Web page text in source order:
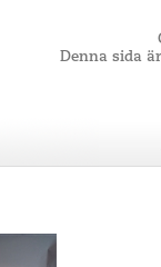
Denna sida